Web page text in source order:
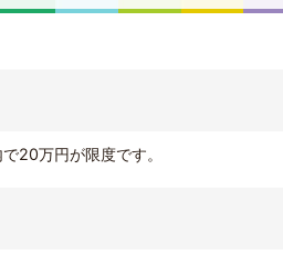
20万円が限度です。